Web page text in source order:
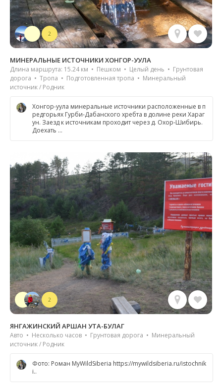
2
МИНЕРАЛЬНЫЕ ИСТОЧНИКИ ХОНГОР-УУЛА
Длина маршрута: 15.24 км • Пешком • Целый день • Грунтовая
дорога • Тропа • Подготовленная тропа • Минеральный
источник / Родник
Хонгор-уула минеральные источники расположенные в п
редгорьях Гурби-Дабанского хребта в долине реки Хараг
ун. Заезд к источникам проходит через д. Охор-Шибирь.
Доехать …
2
ЯНГАЖИНСКИЙ АРШАН УТА-БУЛАГ
Авто • Несколько часов • Грунтовая дорога • Минеральный
источник / Родник
Фото: Роман MyWildSiberia https://mywildsiberia.ru/istochnik
i..